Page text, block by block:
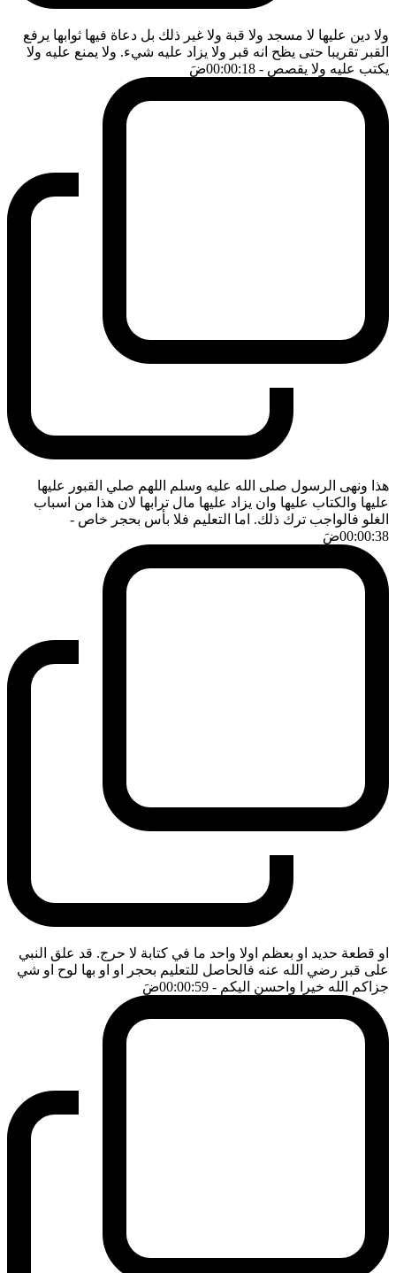
ولا دين عليها لا مسجد ولا قبة ولا غير ذلك بل دعاة فيها ثوابها يرفع
القبر تقريبا حتى يظح انه قبر ولا يزاد عليه شيء. ولا يمنع عليه ولا
يكتب عليه ولا يقصص - 00:00:18 ضَ
هذا ونهى الرسول صلى الله عليه وسلم اللهم صلي القبور عليها
عليها والكتاب عليها وان يزاد عليها مال ترابها لان هذا من اسباب
الغلو فالواجب ترك ذلك. اما التعليم فلا بأس بحجر خاص -
00:00:38ضَ
او قطعة حديد او بعظم اولا واحد ما في كتابة لا حرج. قد علق النبي
على قبر رضي الله عنه فالحاصل للتعليم بحجر او او بها لوح او شي
جزاكم الله خيرا واحسن اليكم - 00:00:59 ضَ